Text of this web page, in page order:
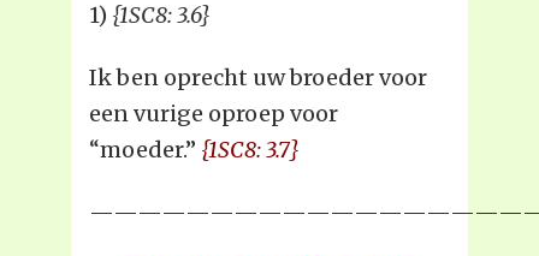
1) {1SC8: 3.6}
Ik ben oprecht uw broeder voor
een vurige oproep voor
“moeder.” {1SC8: 3.7}